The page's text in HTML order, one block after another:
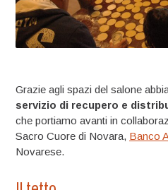
Grazie agli spazi del salone
servizio di recupero e
che portiamo avanti in
Sacro Cuore di Novara, Banco
Novarese.